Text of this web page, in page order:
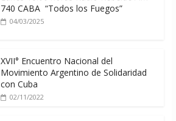
740 CABA “Todos los Fuegos”
04/03/2025
XVII° Encuentro Nacional del
Movimiento Argentino de Solidaridad
con Cuba
02/11/2022